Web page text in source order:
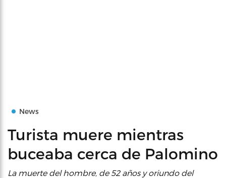
News
Turista muere mientras
buceaba cerca de Palomino
La muerte del hombre, de 52 años y oriundo del